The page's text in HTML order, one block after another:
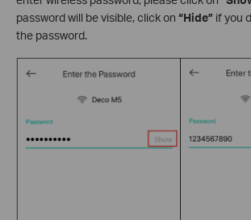
password will be visible, click on “Hide” if you
the password.